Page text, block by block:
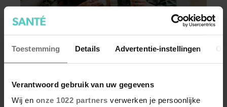
Toestemming Details Advertentie-instellingen
Verantwoord gebruik van uw gegevens
Wij en onze 1022 partners verwerken je persoonlijke
Hoe ongezond zijn ijsjes?
Waterijsjes, softijs, roomijs: het ene ijsje is
gezonder dan het andere. Voor welk ijs moet je